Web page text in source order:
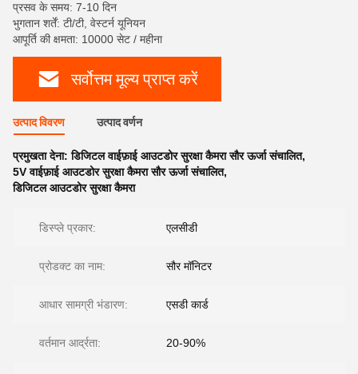
प्रसव के समय: 7-10 दिन
भुगतान शर्तें: टी/टी, वेस्टर्न यूनियन
आपूर्ति की क्षमता: 10000 सेट / महीना
सर्वोत्तम मूल्य प्राप्त करें
उत्पाद विवरण उत्पाद वर्णन
प्रमुखता देना:डिजिटल वाईफ़ाई आउटडोर सुरक्षा कैमरा सौर ऊर्जा संचालित,
5V वाईफ़ाई आउटडोर सुरक्षा कैमरा सौर ऊर्जा संचालित,
डिजिटल आउटडोर सुरक्षा कैमरा
डिस्प्ले प्रकार: एलसीडी
प्रोडक्ट का नाम: सौर मॉनिटर
आधार सामग्री भंडारण: एसडी कार्ड
वर्तमान आर्द्रता: 20-90%